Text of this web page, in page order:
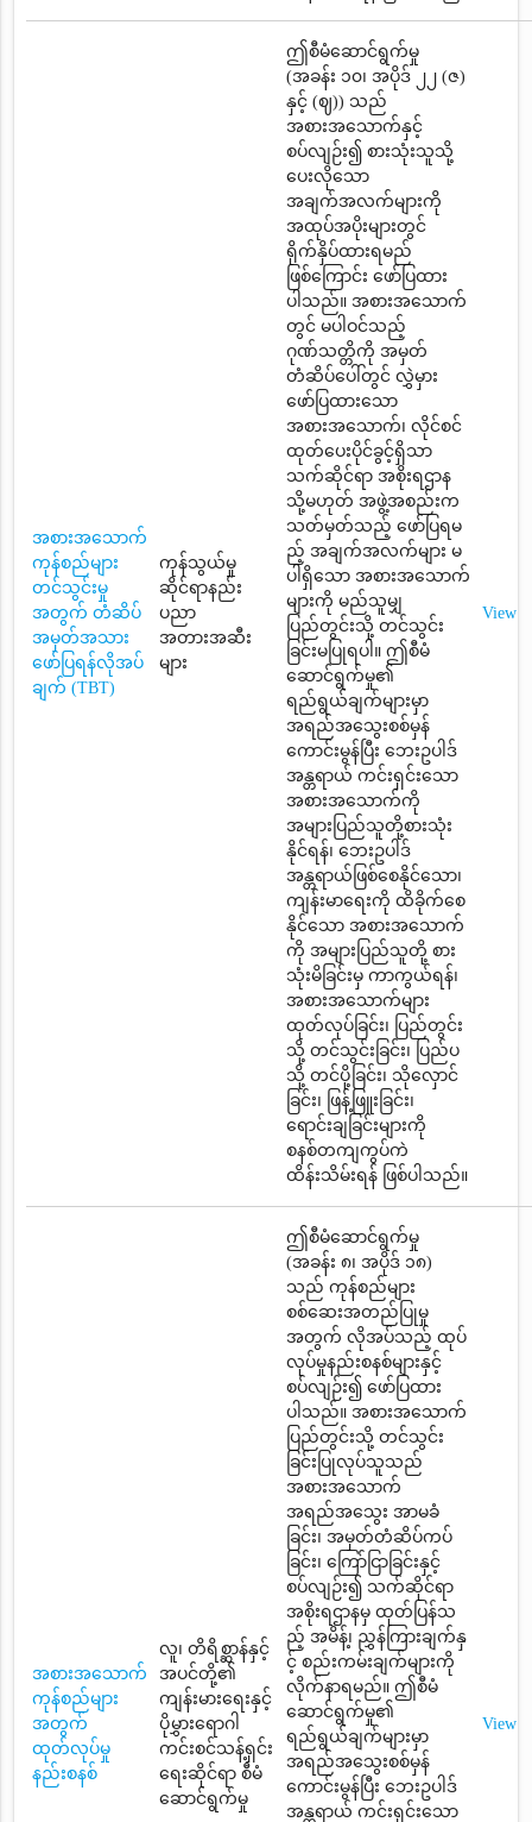
အစားအသောက်
ကုန်စည်များ
တင်သွင်းမှု
အတွက် တံဆိပ်
အမှတ်အသား
ဖော်ပြရန်လိုအပ်
ချက် (TBT)
ကုန်သွယ်မှု
ဆိုင်ရာနည်း
ပညာ
အတားအဆီး
များ
ဤစီမံဆောင်ရွက်မှု
(အခန်း ၁၀၊ အပိုဒ် ၂၂ (ဇ)
နှင့် (ဈ)) သည်
အစားအသောက်နှင့်
စပ်လျဉ်း၍ စားသုံးသူသို့
ပေးလိုသော
အချက်အလက်များကို
အထုပ်အပိုးများတွင်
ရိုက်နှိပ်ထားရမည်
ဖြစ်ကြောင်း ဖော်ပြထား
ပါသည်။ အစားအသောက်
တွင် မပါဝင်သည့်
ဂုဏ်သတ္တိကို အမှတ်
တံဆိပ်ပေါ်တွင် လွှဲမှား
ဖော်ပြထားသော
အစားအသောက်၊ လိုင်စင်
ထုတ်ပေးပိုင်ခွင့်ရှိသာ
သက်ဆိုင်ရာ အစိုးရဌာန
သို့မဟုတ် အဖွဲ့အစည်းက
သတ်မှတ်သည့် ဖော်ပြရမ
ည့် အချက်အလက်များ မ
ပါရှိသော အစားအသောက်
များကို မည်သူမျှ
ပြည်တွင်းသို့ တင်သွင်း
ခြင်းမပြုရပါ။ ဤစီမံ
ဆောင်ရွက်မှု၏
ရည်ရွယ်ချက်များမှာ
အရည်အသွေးစစ်မှန်
ကောင်းမွန်ပြီး ဘေးဥပါဒ်
အန္တရာယ် ကင်းရှင်းသော
အစားအသောက်ကို
အများပြည်သူတို့စားသုံး
နိုင်ရန်၊ ဘေးဥပါဒ်
အန္တရာယ်ဖြစ်စေနိုင်သော၊
ကျန်းမာရေးကို ထိခိုက်စေ
နိုင်သော အစားအသောက်
ကို အများပြည်သူတို့ စား
သုံးမိခြင်းမှ ကာကွယ်ရန်၊
အစားအသောက်များ
ထုတ်လုပ်ခြင်း၊ ပြည်တွင်း
သို့ တင်သွင်းခြင်း၊ ပြည်ပ
သို့ တင်ပို့ခြင်း၊ သိုလှောင်
ခြင်း၊ ဖြန့်ဖြူးခြင်း၊
ရောင်းချခြင်းများကို
စနစ်တကျကွပ်ကဲ
ထိန်းသိမ်းရန် ဖြစ်ပါသည်။
View
အစားအသောက်
ကုန်စည်များ
အတွက်
ထုတ်လုပ်မှု
နည်းစနစ်
လူ၊ တိရိစ္ဆာန်နှင့်
အပင်တို့၏
ကျန်းမားရေးနှင့်
ပိုမွှားရောဂါ
ကင်းစင်သန့်ရှင်း
ရေးဆိုင်ရာ စီမံ
ဆောင်ရွက်မှု
ဤစီမံဆောင်ရွက်မှု
(အခန်း ၈၊ အပိုဒ် ၁၈)
သည် ကုန်စည်များ
စစ်ဆေးအတည်ပြုမှု
အတွက် လိုအပ်သည့် ထုပ်
လုပ်မှုနည်းစနစ်များနှင့်
စပ်လျဉ်း၍ ဖော်ပြထား
ပါသည်။ အစားအသောက်
ပြည်တွင်းသို့ တင်သွင်း
ခြင်းပြုလုပ်သူသည်
အစားအသောက်
အရည်အသွေး အာမခံ
ခြင်း၊ အမှတ်တံဆိပ်ကပ်
ခြင်း၊ ကြော်ငြာခြင်းနှင့်
စပ်လျဉ်း၍ သက်ဆိုင်ရာ
အစိုးရဌာနမှ ထုတ်ပြန်သ
ည့် အမိန့်၊ ညွှန်ကြားချက်နှ
င့် စည်းကမ်းချက်များကို
လိုက်နာရမည်။ ဤစီမံ
ဆောင်ရွက်မှု၏
ရည်ရွယ်ချက်များမှာ
အရည်အသွေးစစ်မှန်
ကောင်းမွန်ပြီး ဘေးဥပါဒ်
အန္တရာယ် ကင်းရှင်းသော
View